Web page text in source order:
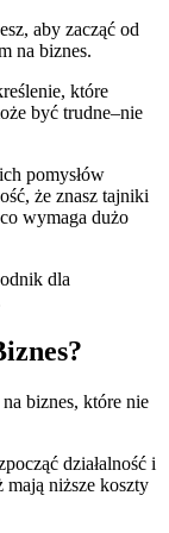
aby zacząć od
na biznes.
które
być trudne–nie
pomysłów
że znasz tajniki
wymaga dużo
dla
biznes, które nie
działalność i
mają niższe koszty